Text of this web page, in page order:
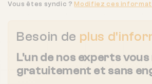
Besoin de plus
L'un de nos experts
gratuitement et sans
Vous êtes syndic ? Modifiez ces